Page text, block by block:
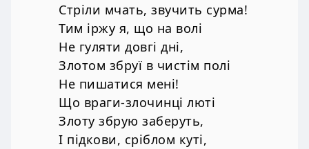
Стріли мчать, звучить сурма!
Тим іржу я, що на волі
Не гуляти довгі дні,
Злотом збруї в чистім полі
Не пишатися мені!
Що враги-злочинці люті
Злоту збрую заберуть,
І підкови, сріблом куті,